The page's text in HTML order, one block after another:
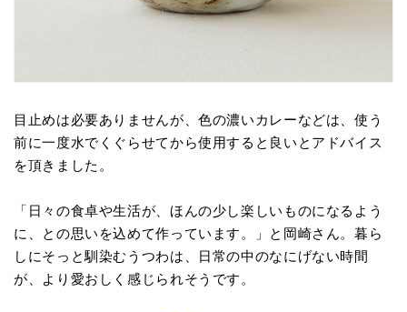
目止めは必要ありませんが、色の濃いカレーなどは、使う
前に一度水でくぐらせてから使用すると良いとアドバイス
を頂きました。
「日々の食卓や生活が、ほんの少し楽しいものになるよう
に、との思いを込めて作っています。」と岡崎さん。暮ら
しにそっと馴染むうつわは、日常の中のなにげない時間
が、より愛おしく感じられそうです。